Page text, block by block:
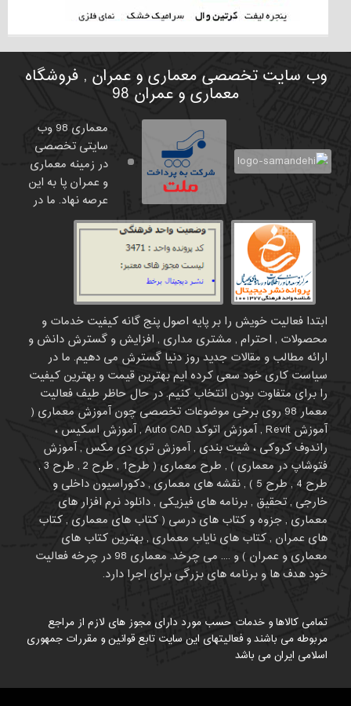
وب سایت تخصصی معماری و عمران , فروشگاه
معماری و عمران 98
معماری 98 وب
سایتی تخصصی
در زمینه معماری
و عمران پا به این
عرصه نهاد. ما در
ابتدا فعالیت خویش را بر پایه اصول پنج گانه کیفیت خدمات و
محصولات , احترام , مشتری مداری , افزایش و گسترش دانش و
ارائه مطالب و مقالات جدید روز دنیا گسترش می دهیم. ما در
سیاست کاری خود سعی کرده ایم بهترین قیمت و بهترین کیفیت
را برای متفاوت بودن انتخاب کنیم. در حال حاظر طیف فعالیت
معمار 98 روی برخی موضوعات تخصصی چون آموزش معماری (
آموزش Revit , آموزش اتوکد Auto CAD , آموزش اسکیس ،
راندوف کروکی ، شیت بندی , آموزش تری دی مکس , آموزش
فتوشاپ در معماری ) , طرح معماری ( طرح1 , طرح 2 , طرح 3 ,
طرح 4 , طرح 5 ) , نقشه های معماری , دکوراسیون داخلی و
خارجی , تحقیق , برنامه های فیزیکی , دانلود نرم افزار های
معماری , جزوه و کتاب های درسی ( کتاب های معماری , کتاب
های عمران , کتاب های نایاب معماری , بهترین کتاب های
معماری و عمران ) و .... می چرخد. معماری 98 در چرخه فعالیت
خود هدف ها و برنامه های بزرگی برای اجرا دارد.
تمامی کالاها و خدمات حسب مورد دارای مجوز های لازم از مراجع
مربوطه می باشند و فعالیتهای این سایت تابع قوانین و مقررات جمهوری
اسلامی ایران می باشد